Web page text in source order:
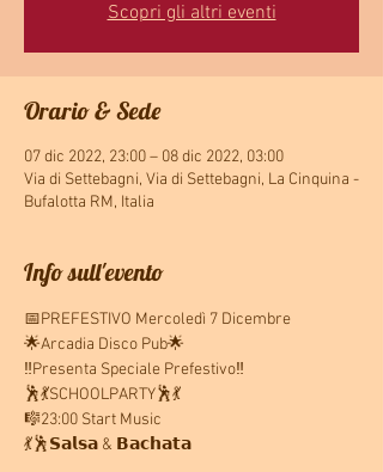
Scopri gli altri eventi
Orario & Sede
07 dic 2022, 23:00 – 08 dic 2022, 03:00
Via di Settebagni, Via di Settebagni, La Cinquina -
Bufalotta RM, Italia
Info sull'evento
📅PREFESTIVO Mercoledì 7 Dicembre
🌟Arcadia Disco Pub🌟
‼️Presenta Speciale Prefestivo‼️
🕺💃SCHOOLPARTY🕺💃
🎼23:00 Start Music
💃🕺𝗦𝗮𝗹𝘀𝗮 & 𝗕𝗮𝗰𝗵𝗮𝘁𝗮